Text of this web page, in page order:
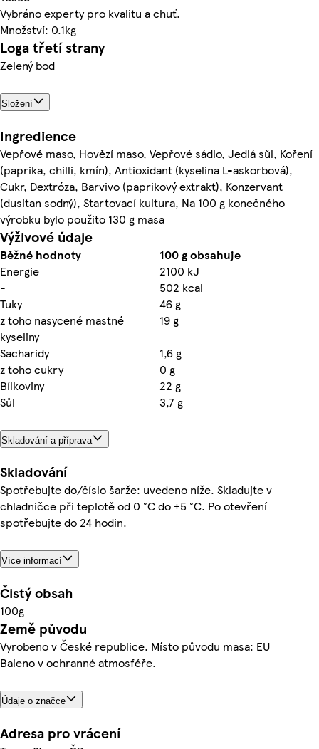
Vybráno experty pro kvalitu a chuť.
Množství: 0.1kg
Loga třetí strany
Zelený bod
Složení
Ingredience
Vepřové maso, Hovězí maso, Vepřové sádlo, Jedlá sůl, Koření
(paprika, chilli, kmín), Antioxidant (kyselina L-askorbová),
Cukr, Dextróza, Barvivo (paprikový extrakt), Konzervant
(dusitan sodný), Startovací kultura, Na 100 g konečného
výrobku bylo použito 130 g masa
Výživové údaje
Běžné hodnoty
100 g obsahuje
Energie
2100 kJ
-
502 kcal
Tuky
46 g
z toho nasycené mastné
kyseliny
19 g
Sacharidy
1,6 g
z toho cukry
0 g
Bílkoviny
22 g
Sůl
3,7 g
Skladování a příprava
Skladování
Spotřebujte do/číslo šarže: uvedeno níže. Skladujte v
chladničce při teplotě od 0 °C do +5 °C. Po otevření
spotřebujte do 24 hodin.
Více informací
Čistý obsah
100g
Země původu
Vyrobeno v České republice. Místo původu masa: EU
Baleno v ochranné atmosféře.
Údaje o značce
Adresa pro vrácení